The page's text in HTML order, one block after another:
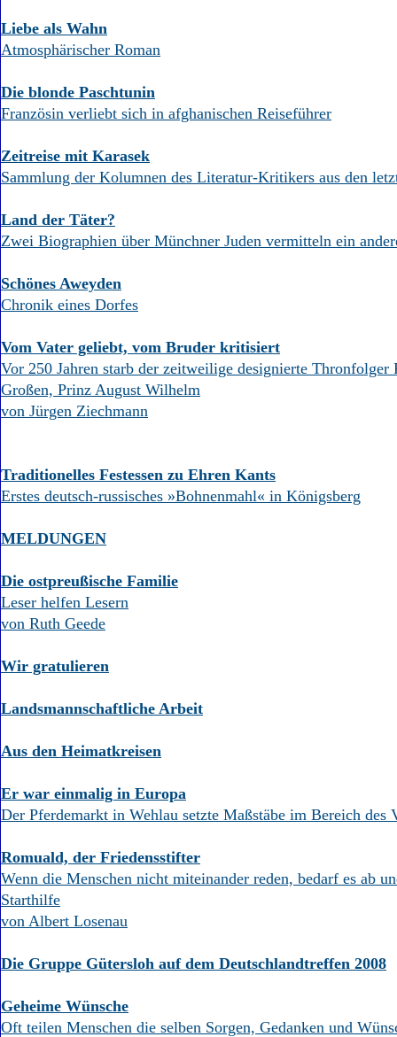
Liebe als Wahn
Atmosphärischer Roman
Die blonde Paschtunin
Französin verliebt sich in afghanischen Reiseführer
Zeitreise mit Karasek
Sammlung der Kolumnen des Literatur-Kritikers aus den
Land der Täter?
Zwei Biographien über Münchner Juden vermitteln ein
Schönes Aweyden
Chronik eines Dorfes
Vom Vater geliebt, vom Bruder kritisiert
Vor 250 Jahren starb der zeitweilige designierte Thronfolger
Großen, Prinz August Wilhelm
von Jürgen Ziechmann
Traditionelles Festessen zu Ehren Kants
Erstes deutsch-russisches »Bohnenmahl« in Königsberg
MELDUNGEN
Die ostpreußische Familie
Leser helfen Lesern
von Ruth Geede
Wir gratulieren
Landsmannschaftliche Arbeit
Aus den Heimatkreisen
Er war einmalig in Europa
Der Pferdemarkt in Wehlau setzte Maßstäbe im Bereich des
Romuald, der Friedensstifter
Wenn die Menschen nicht miteinander reden, bedarf es ab
Starthilfe
von Albert Losenau
Die Gruppe Gütersloh auf dem Deutschlandtreffen 2008
Geheime Wünsche
Oft teilen Menschen die selben Sorgen, Gedanken und